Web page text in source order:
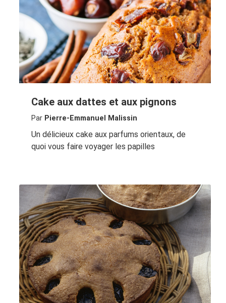
Cake aux dattes et aux pignons
Par Pierre-Emmanuel Malissin
Un délicieux cake aux parfums orientaux, de
quoi vous faire voyager les papilles